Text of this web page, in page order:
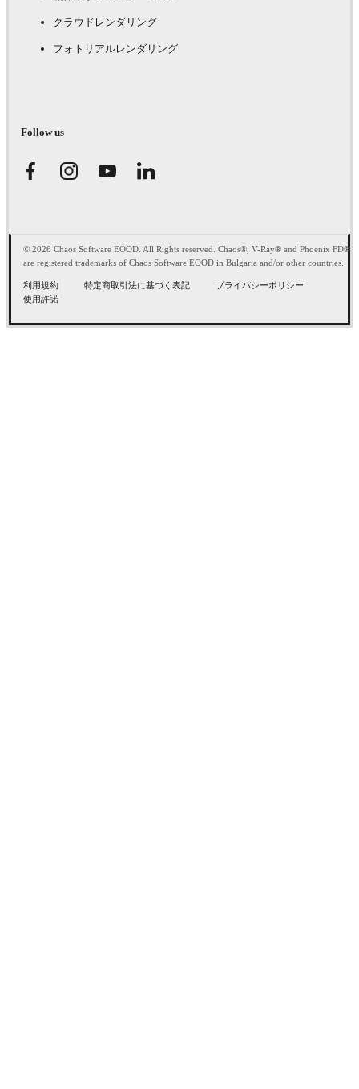
クラウドレンダリング
フォトリアルレンダリング
Follow us
© 2026 Chaos Software EOOD. All Rights reserved. Chaos®, V-Ray® and Phoenix FD®
are registered trademarks of Chaos Software EOOD in Bulgaria and/or other countries.
利用規約 特定商取引法に基づく表記
プライバシーポリシー
使用許諾